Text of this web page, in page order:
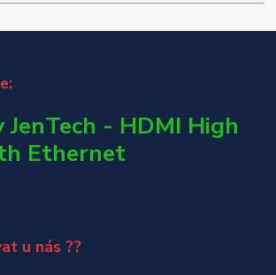
JenTech - HDMI High
Ethernet
u nás ??